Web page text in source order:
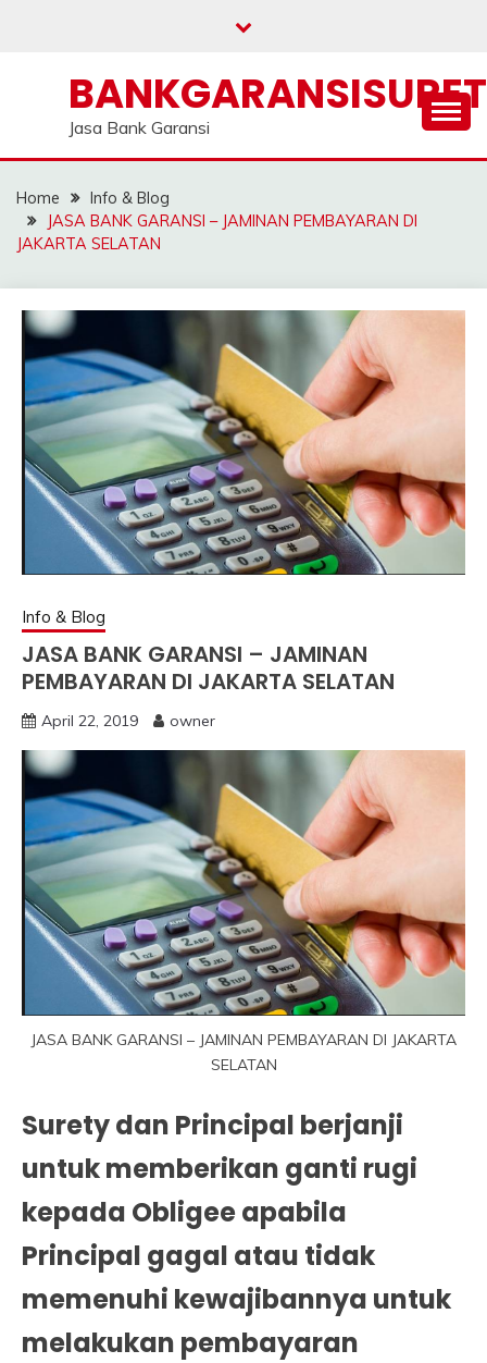
Jasa Bank Garansi
Home
Info & Blog
JASA BANK GARANSI – JAMINAN PEMBAYARAN DI
JAKARTA SELATAN
Info & Blog
JASA BANK GARANSI – JAMINAN
PEMBAYARAN DI JAKARTA SELATAN
April 22, 2019 owner
JASA BANK GARANSI – JAMINAN PEMBAYARAN DI JAKARTA
SELATAN
Surety dan Principal berjanji
untuk memberikan ganti rugi
kepada Obligee apabila
Principal gagal atau tidak
memenuhi kewajibannya untuk
melakukan pembayaran